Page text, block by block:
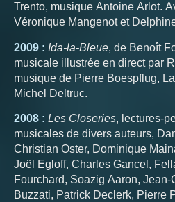
Trento, musique Antoine Arlot.
Véronique Mangenot et
2009 : Ida-la-Bleue, de Benoît
musicale illustrée en direct par
musique de Pierre Boespflug,
Michel Deltruc.
2008 : Les Closeries, lectures-
musicales de divers auteurs,
Christian Oster, Dominique
Joël Egloff, Charles Gancel,
Fourchard, Soazig Aaron,
Buzzati, Patrick Declerk, Pierre